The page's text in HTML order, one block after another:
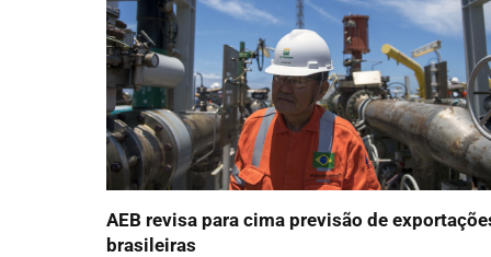
AEB revisa para cima previsão de
brasileiras